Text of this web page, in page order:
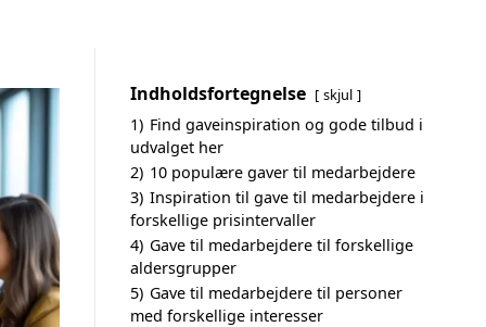
Indholdsfortegnelse skjul
1) Find gaveinspiration og gode tilbud i
udvalget her
2) 10 populære gaver til medarbejdere
3) Inspiration til gave til medarbejdere i
forskellige prisintervaller
4) Gave til medarbejdere til forskellige
aldersgrupper
5) Gave til medarbejdere til personer
med forskellige interesser